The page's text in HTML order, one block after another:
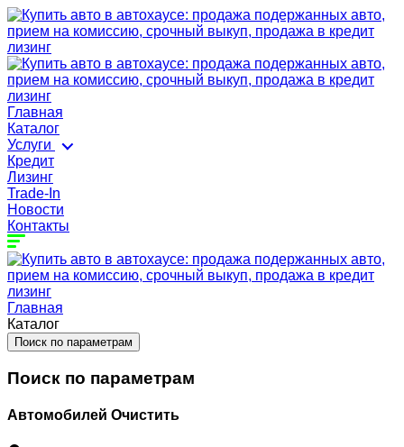
Главная
Каталог
Услуги
Кредит
Лизинг
Trade-In
Новости
Контакты
Главная
Каталог
Поиск по параметрам
Поиск по параметрам
Автомобилей Очистить